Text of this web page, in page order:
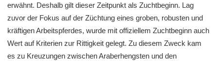
erwähnt. Deshalb gilt dieser Zeitpunkt als Zuchtbeginn. Lag
zuvor der Fokus auf der Züchtung eines groben, robusten und
kräftigen Arbeitspferdes, wurde mit offiziellem Zuchtbeginn auch
Wert auf Kriterien zur Rittigkeit gelegt. Zu diesem Zweck kam
es zu Kreuzungen zwischen Araberhengsten und den